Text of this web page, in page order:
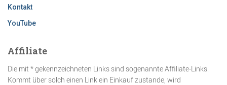
Kontakt
YouTube
Affiliate
Die mit * gekennzeichneten Links sind sogenannte Affiliate-Links.
Kommt über solch einen Link ein Einkauf zustande, wird